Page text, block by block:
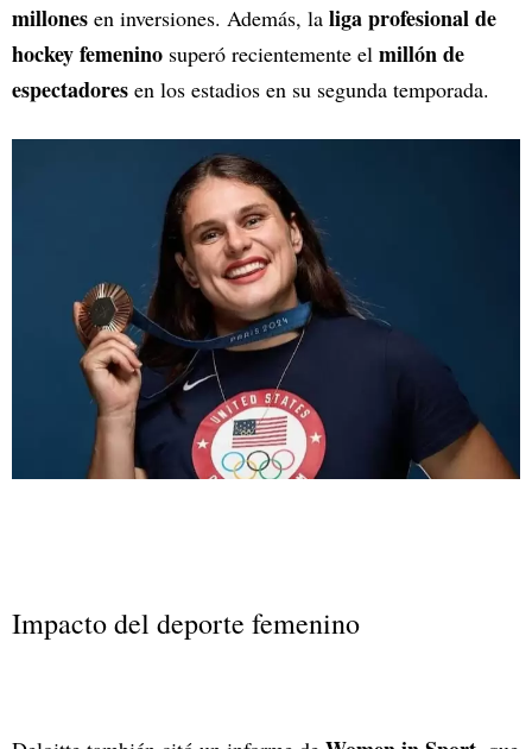
millones en inversiones. Además, la liga profesional de
hockey femenino superó recientemente el millón de
espectadores en los estadios en su segunda temporada.
Impacto del deporte femenino